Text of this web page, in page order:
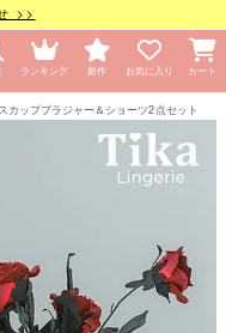
>>
ランキング 新作 お気に入り カート
カップブラジャー＆ショーツ2点セット